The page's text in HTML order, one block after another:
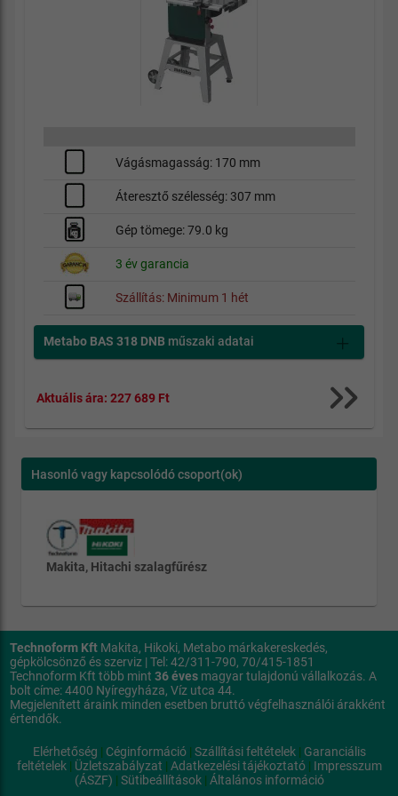
Vágásmagasság: 170 mm
Áteresztő szélesség: 307 mm
Gép tömege: 79.0 kg
3 év garancia
Szállítás: Minimum 1 hét
Metabo BAS 318 DNB műszaki adatai
Aktuális ára: 227 689 Ft
Hasonló vagy kapcsolódó csoport(ok)
Makita, Hitachi szalagfűrész
Technoform KftMakita, Hikoki, Metabo márkakereskedés,
gépkölcsönző és szerviz | Tel: 42/311-790, 70/415-1851
Technoform Kft több mint 36 évesmagyar tulajdonú vállalkozás. A
bolt címe: 4400 Nyíregyháza, Víz utca 44.
Megjelenített áraink minden esetben bruttó végfelhasználói árakként
értendők.
Elérhetőség | Céginformáció| Szállítási feltételek| Garanciális
feltételek| Üzletszabályzat | Adatkezelési tájékoztató| Impresszum
(ÁSZF) | Sütibeállítások| Általános információ